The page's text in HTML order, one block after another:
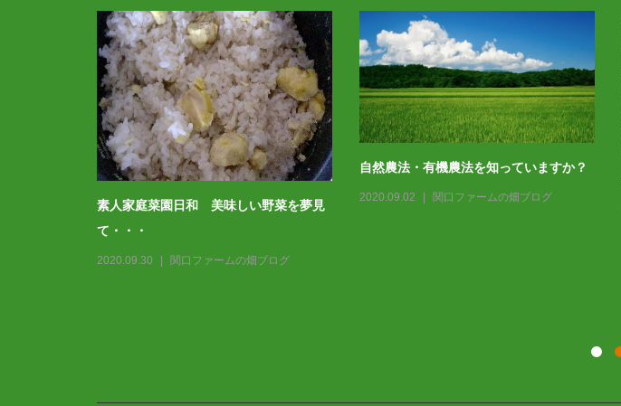
素人家庭菜園日和 美味しい野菜を夢見
て・・・
2020.09.30 関口ファームの畑ブログ
自然農法・有機農法を知っていますか？
2020.09.02 関口ファームの畑ブログ